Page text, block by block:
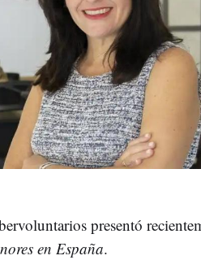
presentó
en España.